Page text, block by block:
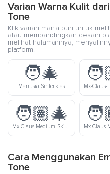
Varian Warna Kulit
Tone
Klik varian mana pun untuk
atau membandingkan desain
melihat halamannya,
platform.
🧑‍🎄
Manusia Sinterklas
🧑🏽‍🎄
Mx-Claus-Medium-Skin-Tone
Cara Menggunakan
Tone